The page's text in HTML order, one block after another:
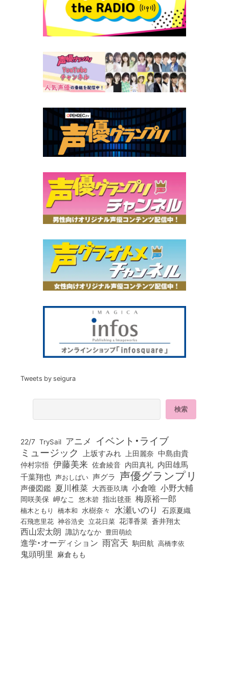
Tweets by seigura
22/7 TrySail アニメ イベント・ライブ
ミュージック 上坂すみれ 上田麗奈 中島由貴
仲村宗悟 伊藤美来 佐倉綾音 内田真礼 内田雄馬
千葉翔也 声おしばい 声グラ 声優グランプリ
声優図鑑 夏川椎菜 大西亜玖璃 小倉唯 小野大輔
岡咲美保 岬なこ 悠木碧 指出毬亜 梅原裕一郎
楠木ともり 橋本和 水樹奈々 水瀬いのり 石原夏織
石飛恵里花 神谷浩史 立花日菜 花澤香菜 蒼井翔太
西山宏太朗 諏訪ななか 豊田萌絵
進学・オーディション 雨宮天 駒田航 高橋李依
鬼頭明里 麻倉もも